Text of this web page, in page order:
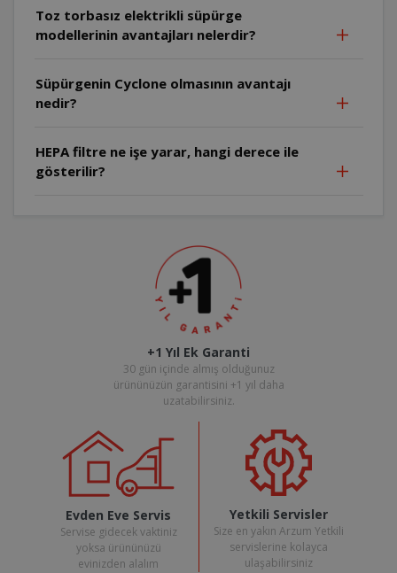
Toz torbasız elektrikli süpürge
modellerinin avantajları nelerdir?
Süpürgenin Cyclone olmasının avantajı
nedir?
HEPA filtre ne işe yarar, hangi derece ile
gösterilir?
+1 Yıl Ek Garanti
30 gün içinde almış olduğunuz
ürününüzün garantisini +1 yıl daha
uzatabilirsiniz.
Evden Eve Servis
Servise gidecek vaktiniz
yoksa ürününüzü
evinizden alalım
Yetkili Servisler
Size en yakın Arzum Yetkili
servislerine kolayca
ulaşabilirsiniz